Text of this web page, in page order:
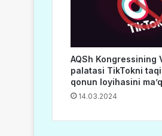
AQSh Kongressining
palatasi TikTokni
qonun loyihasini
14.03.2024